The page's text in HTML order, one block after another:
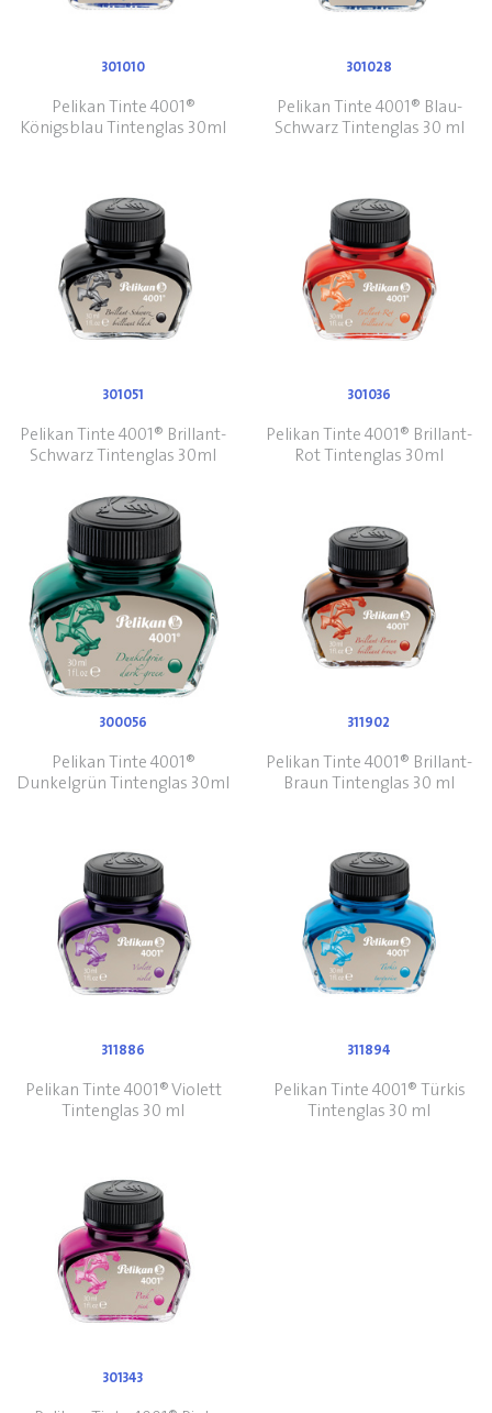
301010
Pelikan Tinte 4001®
Königsblau Tintenglas 30ml
301028
Pelikan Tinte 4001® Blau-
Schwarz Tintenglas 30 ml
301051
Pelikan Tinte 4001® Brillant-
Schwarz Tintenglas 30ml
301036
Pelikan Tinte 4001® Brillant-
Rot Tintenglas 30ml
300056
Pelikan Tinte 4001®
Dunkelgrün Tintenglas 30ml
311902
Pelikan Tinte 4001® Brillant-
Braun Tintenglas 30 ml
311886
Pelikan Tinte 4001® Violett
Tintenglas 30 ml
311894
Pelikan Tinte 4001® Türkis
Tintenglas 30 ml
301343